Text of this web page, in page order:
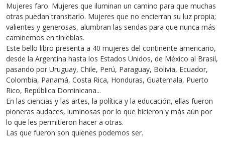
Mujeres faro. Mujeres que iluminan un camino para que muchas
otras puedan transitarlo. Mujeres que no encierran su luz propia;
valientes y generosas, alumbran las sendas para que nunca más
caminemos en tinieblas.
Este bello libro presenta a 40 mujeres del continente americano,
desde la Argentina hasta los Estados Unidos, de México al Brasil,
pasando por Uruguay, Chile, Perú, Paraguay, Bolivia, Ecuador,
Colombia, Panamá, Costa Rica, Honduras, Guatemala, Puerto
Rico, República Dominicana...
En las ciencias y las artes, la política y la educación, ellas fueron
pioneras audaces, luminosas por lo que hicieron y más aún por
lo que les permitieron hacer a otras.
Las que fueron son quienes podemos ser.